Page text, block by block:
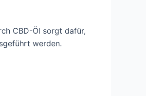
CBD-Öl sorgt dafür,
werden.